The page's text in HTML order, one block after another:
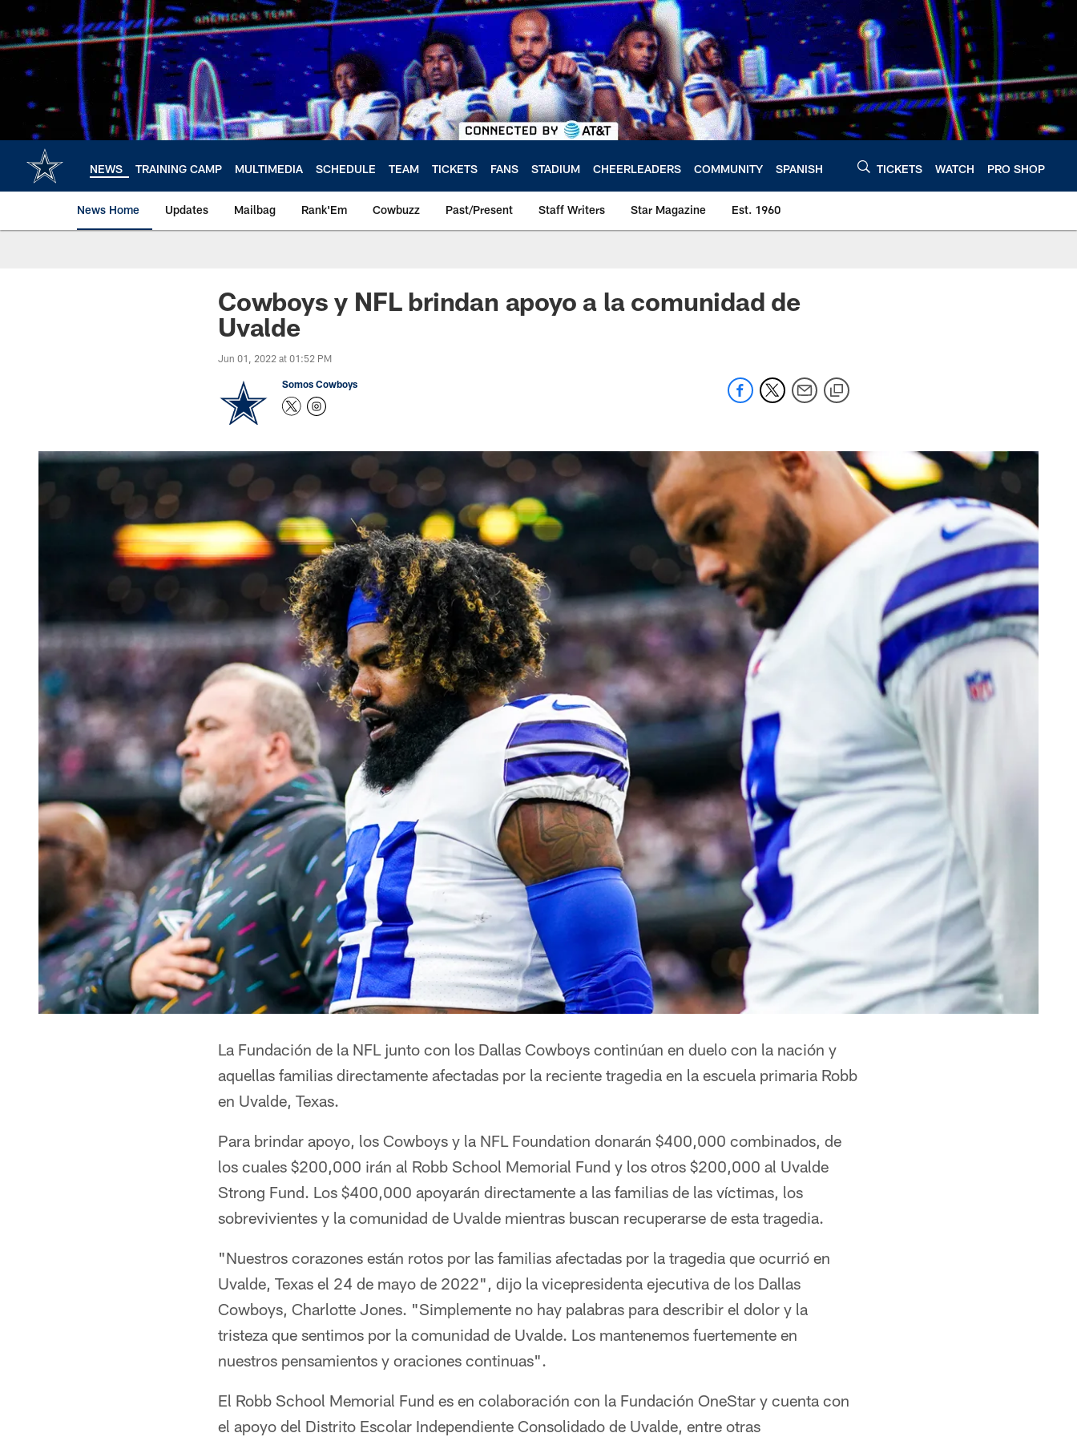
main
content
NEWS TRAINING CAMP MULTIMEDIA SCHEDULE TEAM TICKETS FANS STADIUM CHEERLEADERS COMMUNITY SPANISH TICKETS WATCH PRO SHOP
News Home Updates Mailbag Rank'Em Cowbuzz Past/Present Staff Writers Star Magazine Est. 1960
Cowboys y NFL brindan apoyo a la comunidad de
Uvalde
Jun 01, 2022 at 01:52 PM
Somos Cowboys
La Fundación de la NFL junto con los Dallas Cowboys continúan en duelo con la nación y
aquellas familias directamente afectadas por la reciente tragedia en la escuela primaria Robb
en Uvalde, Texas.
Para brindar apoyo, los Cowboys y la NFL Foundation donarán $400,000 combinados, de
los cuales $200,000 irán al Robb School Memorial Fund y los otros $200,000 al Uvalde
Strong Fund. Los $400,000 apoyarán directamente a las familias de las víctimas, los
sobrevivientes y la comunidad de Uvalde mientras buscan recuperarse de esta tragedia.
"Nuestros corazones están rotos por las familias afectadas por la tragedia que ocurrió en
Uvalde, Texas el 24 de mayo de 2022", dijo la vicepresidenta ejecutiva de los Dallas
Cowboys, Charlotte Jones. "Simplemente no hay palabras para describir el dolor y la
tristeza que sentimos por la comunidad de Uvalde. Los mantenemos fuertemente en
nuestros pensamientos y oraciones continuas".
El Robb School Memorial Fund es en colaboración con la Fundación OneStar y cuenta con
el apoyo del Distrito Escolar Independiente Consolidado de Uvalde, entre otras